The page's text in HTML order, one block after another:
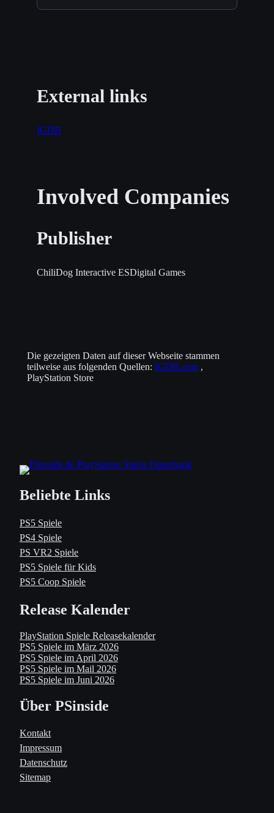
External links
IGDB
Involved Companies
Publisher
ChiliDog Interactive ESDigital Games
Die gezeigten Daten auf dieser Webseite stammen
teilweise aus folgenden Quellen: IGDB.com ,
PlayStation Store
Beliebte Links
PS5 Spiele
PS4 Spiele
PS VR2 Spiele
PS5 Spiele für Kids
PS5 Coop Spiele
Release Kalender
PlayStation Spiele Releasekalender
PS5 Spiele im März 2026
PS5 Spiele im April 2026
PS5 Spiele im Mail 2026
PS5 Spiele im Juni 2026
Über PSinside
Kontakt
Impressum
Datenschutz
Sitemap